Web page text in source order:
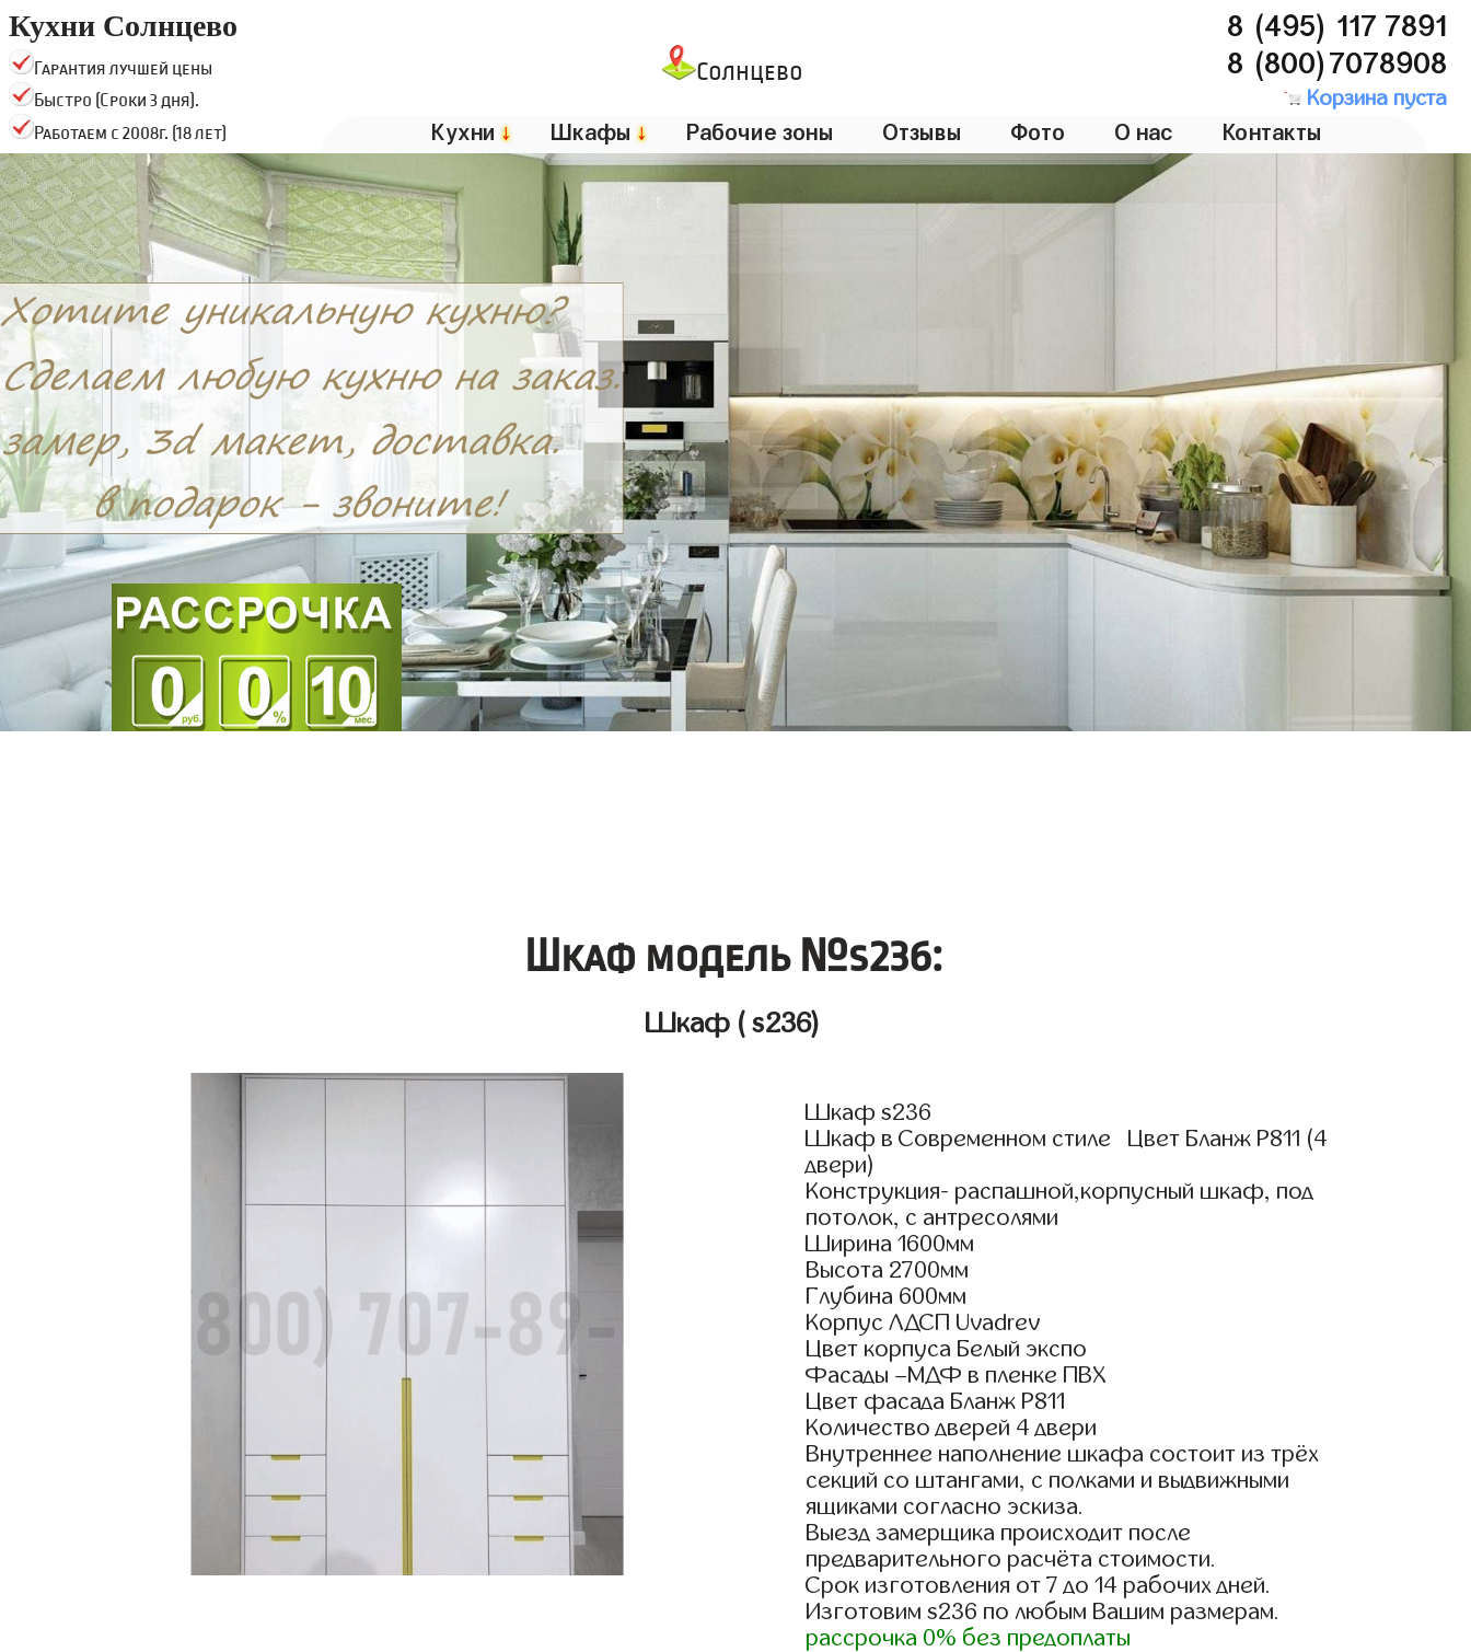
Кухни Солнцево
Гарантия лучшей цены
Быстро (Сроки 3 дня).
Работаем с 2008г. (18 лет)
Солнцево
8 (495) 117 7891
8 (800)7078908
Корзина пуста
Кухни↓ Шкафы↓ Рабочие зоны Отзывы Фото О нас Контакты
Шкаф модель №s236:
Шкаф ( s236)
Шкаф s236
Шкаф в Современном стиле Цвет Бланж Р811 (4
двери)
Конструкция- распашной,корпусный шкаф, под
потолок, с антресолями
Ширина 1600мм
Высота 2700мм
Глубина 600мм
Корпус ЛДСП Uvadrev
Цвет корпуса Белый экспо
Фасады –МДФ в пленке ПВХ
Цвет фасада Бланж Р811
Количество дверей 4 двери
Внутреннее наполнение шкафа состоит из трёх
секций со штангами, с полками и выдвижными
ящиками согласно эскиза.
Выезд замерщика происходит после
предварительного расчёта стоимости.
Срок изготовления от 7 до 14 рабочих дней.
Изготовим s236 по любым Вашим размерам.
рассрочка 0% без предоплаты